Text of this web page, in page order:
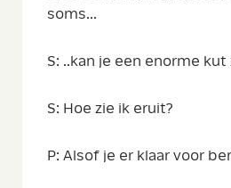
soms...
S: ..kan je een enorme kut
S: Hoe zie ik eruit?
P: Alsof je er klaar voor